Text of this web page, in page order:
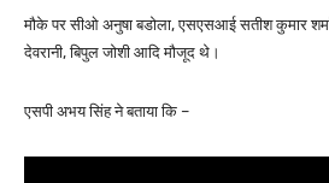
मौके पर सीओ अनुषा बडोला, एसएसआई सतीश कुमार
देवरानी, बिपुल जोशी आदि मौजूद थे।
एसपी अभय सिंह ने बताया कि –